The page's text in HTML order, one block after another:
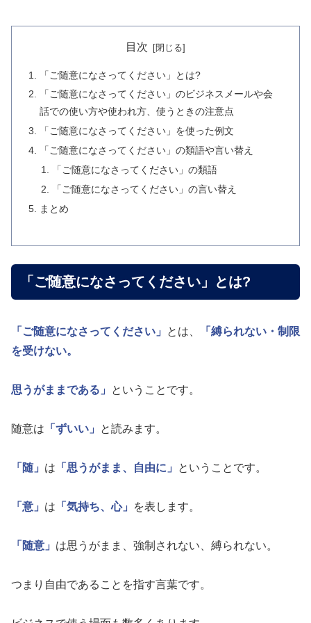
目次
「ご随意になさってください」とは?
「ご随意になさってください」のビジネスメールや会
話での使い方や使われ方、使うときの注意点
「ご随意になさってください」を使った例文
「ご随意になさってください」の類語や言い替え
「ご随意になさってください」の類語
「ご随意になさってください」の言い替え
まとめ
「ご随意になさってください」とは?
「ご随意になさってください」 とは、
「縛られない・制限
を受けない。
思うがままである」 ということです。
随意は 「ずいい」 と読みます。
「随」 は 「思うがまま、自由に」 ということです。
「意」 は 「気持ち、心」 を表します。
「随意」 は思うがまま、強制されない、縛られない。
つまり自由であることを指す言葉です。